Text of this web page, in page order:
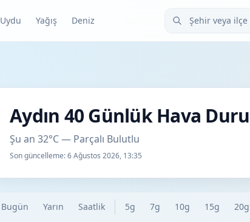
Uydu Yağış Deniz Şehir veya ilçe ara
Aydın 40 Günlük Hava
Şu an 32°C — Parçalı Bulutlu
Son güncelleme:6 Ağustos 2026, 13:35
Bugün Yarın Saatlik 5g 7g 10g 15g 20g